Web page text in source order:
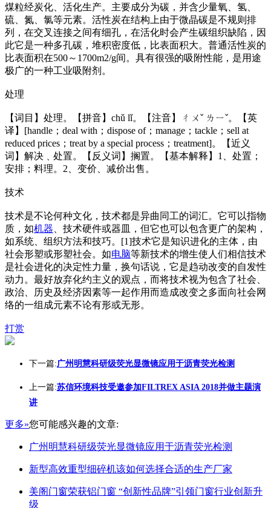
煤粒经炭化、活化生产。主要成分为碳，并含少量氧、氢、
硫、氮、氯等元素。活性炭在结构上由于微晶碳是不规则排
列，在交叉连接之间有细孔，在活化时会产生碳组织缺陷，因
此它是一种多孔碳，堆积密度低，比表面积大。普通活性炭的
比表面积在500～1700m2/g间。具有很强的吸附性能，是用途
极广的一种工业吸附剂。
处理
【词目】处理。【拼音】chǔ lǐ。【注音】ㄔㄨˇ ㄌㄧˇ。【英
译】[handle；deal with；dispose of；manage；tackle；sell at
reduced prices；treat by a special process；treatment]。【近义
词】解决﹑处置。【反义词】搁置。【基本解释】1、处置；
安排；料理。2、变价、减价出售。
技术
技术是不论何种文化，技术都是异曲同工的词汇。它可以指物
质，如机器 、技术硬件或器皿，但它也可以包含更广的架构，
如系统、组织方法和技巧。[1]技术它是知识进化的主体，由
社会形塑或形塑社会。如电脑等新技术的增生使人们相信技术
是社会进化的决定性力量，换句话说，它是趋动改变的自发性
动力。最好放弃化约主义的观点，而将技术视为包含了社会、
政治、历史及经济因素等一起作用而造成改变之多面向社会网
络的一组成元素不论有形或无形。
打赏
下一篇:广州明慧科研级荧光显微镜应用于沥青荧光检测
上一篇:苏信环境科技受邀参加FILTREX ASIA 2018并做主题演
讲
更多»您可能感兴趣的文章:
广州明慧科研级荧光显微镜应用于沥青荧光检测
新型高效重型细碎机该如何选择合适的生产厂家
美阁门窗荣获铝门窗 “创新性品牌”引领门窗行业创新升
级